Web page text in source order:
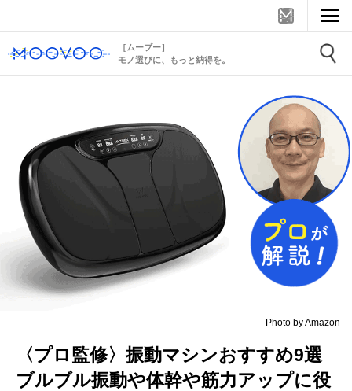
［ムーブー］
モノ選びに、もっと納得を。
Photo by Amazon
〈プロ監修〉振動マシンおすすめ9選
ブルブル振動や体幹や筋力アップに役